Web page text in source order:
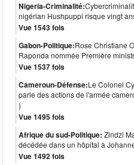
Nigeria-Criminalité:
nigérian Hushpuppi risque vingt
Vue 1543 fois
Gabon-Politique:Rose Christiane
Raponda nommée Première
Vue 1537 fois
Cameroun-Défense:Le Colonel
parle des actions de l'armée
)
Vue 1495 fois
Afrique du sud-Politique: Zindzi
décédée dans un hôpital à
Vue 1492 fois